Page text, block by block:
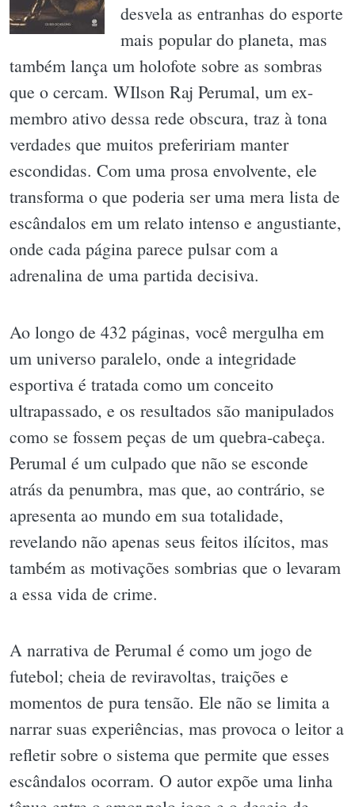
desvela as entranhas do esporte
mais popular do planeta, mas
também lança um holofote sobre as sombras
que o cercam. WIlson Raj Perumal, um ex-
membro ativo dessa rede obscura, traz à tona
verdades que muitos prefeririam manter
escondidas. Com uma prosa envolvente, ele
transforma o que poderia ser uma mera lista de
escândalos em um relato intenso e angustiante,
onde cada página parece pulsar com a
adrenalina de uma partida decisiva.
Ao longo de 432 páginas, você mergulha em
um universo paralelo, onde a integridade
esportiva é tratada como um conceito
ultrapassado, e os resultados são manipulados
como se fossem peças de um quebra-cabeça.
Perumal é um culpado que não se esconde
atrás da penumbra, mas que, ao contrário, se
apresenta ao mundo em sua totalidade,
revelando não apenas seus feitos ilícitos, mas
também as motivações sombrias que o levaram
a essa vida de crime.
A narrativa de Perumal é como um jogo de
futebol; cheia de reviravoltas, traições e
momentos de pura tensão. Ele não se limita a
narrar suas experiências, mas provoca o leitor a
refletir sobre o sistema que permite que esses
escândalos ocorram. O autor expõe uma linha